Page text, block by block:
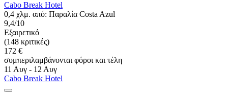
Cabo Break Hotel
0,4 χλμ. από: Παραλία Costa Azul
9,4/10
Εξαιρετικό
(148 κριτικές)
172 €
συμπεριλαμβάνονται φόροι και τέλη
11 Αυγ - 12 Αυγ
Cabo Break Hotel